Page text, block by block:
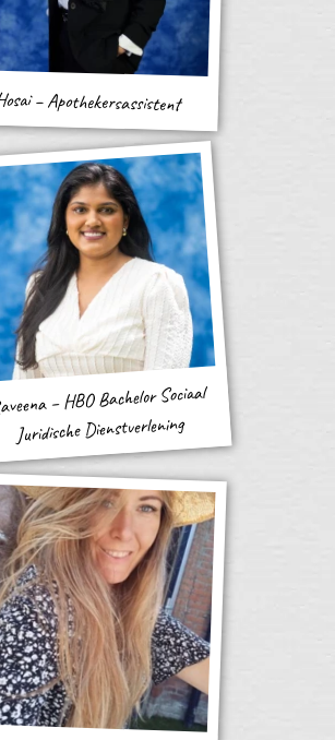
– Apothekersassistent
– HBO Bachelor Sociaal
Juridische Dienstverlening